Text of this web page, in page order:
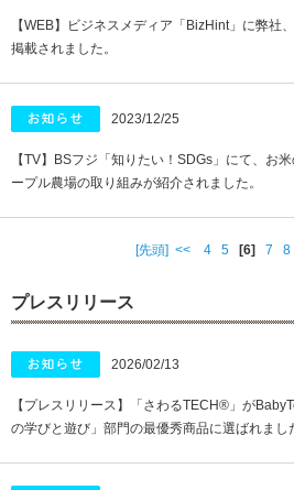
【WEB】ビジネスメディア「BizHint」に弊社
掲載されました。
2023/12/25
【TV】BSフジ「知りたい！SDGs」にて、お
ープル農場の取り組みが紹介されました。
[先頭] << 4 5 [6] 7 8
プレスリリース
2026/02/13
【プレスリリース】「さわるTECH®︎」が
の学びと遊び」部門の最優秀商品に選ばれまし